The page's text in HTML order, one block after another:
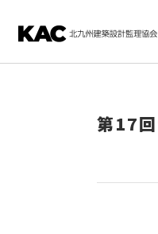
第17